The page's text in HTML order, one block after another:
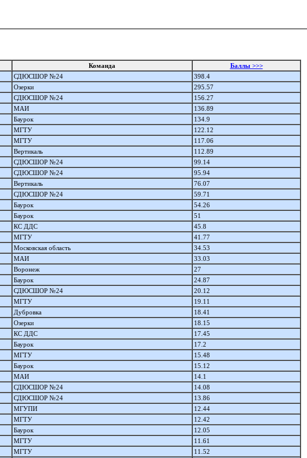
Команда
Баллы >>>
СДЮСШОР №24
398.4
Озерки
295.57
СДЮСШОР №24
156.27
МАИ
136.89
Баурок
134.9
МГТУ
122.12
МГТУ
117.06
Вертикаль
112.89
СДЮСШОР №24
99.14
СДЮСШОР №24
95.94
Вертикаль
76.07
СДЮСШОР №24
59.71
Баурок
54.26
Баурок
51
КС ДДС
45.8
МГТУ
41.77
Московская область
34.53
МАИ
33.03
Воронеж
27
Баурок
24.87
СДЮСШОР №24
20.12
МГТУ
19.11
Дубровка
18.41
Озерки
18.15
КС ДДС
17.45
Баурок
17.2
МГТУ
15.48
Баурок
15.12
МАИ
14.1
СДЮСШОР №24
14.08
СДЮСШОР №24
13.86
МГУПИ
12.44
МГТУ
12.42
Баурок
12.05
МГТУ
11.61
МГТУ
11.52